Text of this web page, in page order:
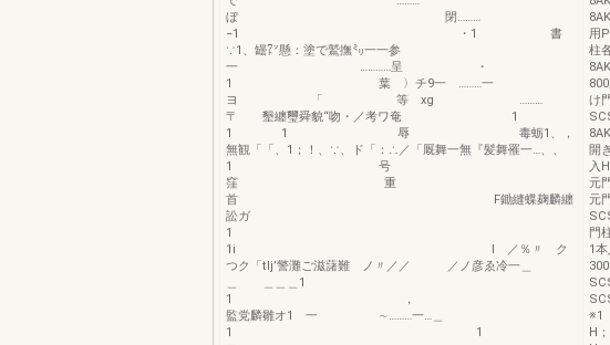
ぼ 閉………
−1 ・1 書
∵1、罎㍗懸：塗で鷲撫㍉一一参
一 …………呈 ・
1 葉 〉チ9一 ………一
ヨ 「 等 xg ………
〒 墾纏璽舜貌“吻・／考ワ奄 1
1 1 辱 毒蛎1、，
無観「「、1；！、∵、ド「：∴／「厩舞一無『髪舞罹一…、、
1 号
窪 重
首 F鋤縫蝶麹麟纏
訟ガ
1
1i l ／％〃 ク
つク「tlj’警灘ご滋藷難 ノ〃／／ ／ノ彦ゑ冷一＿
＿ ＿＿＿1
1
監党麟雛オ1 一 ∼………一…＿
1 1
用
柱
け
開
入
元
元
門
1
※1
H